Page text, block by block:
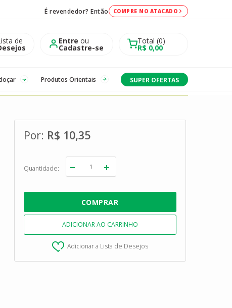
É revendedor? Então COMPRE NO ATACADO
de Entre ou
Cadastre-se
Total 0
R$ 0,00
Produtos Orientais SUPER OFERTAS
R$ 10,35
Quantidade
Adicionar a Lista de Desejos